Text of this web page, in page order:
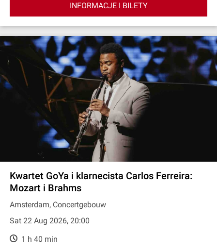
INFORMACJE I BILETY
Kwartet GoYa i klarnecista Carlos Ferreira:
Mozart i Brahms
Amsterdam, Concertgebouw
Sat 22 Aug 2026, 20:00
1 h 40 min